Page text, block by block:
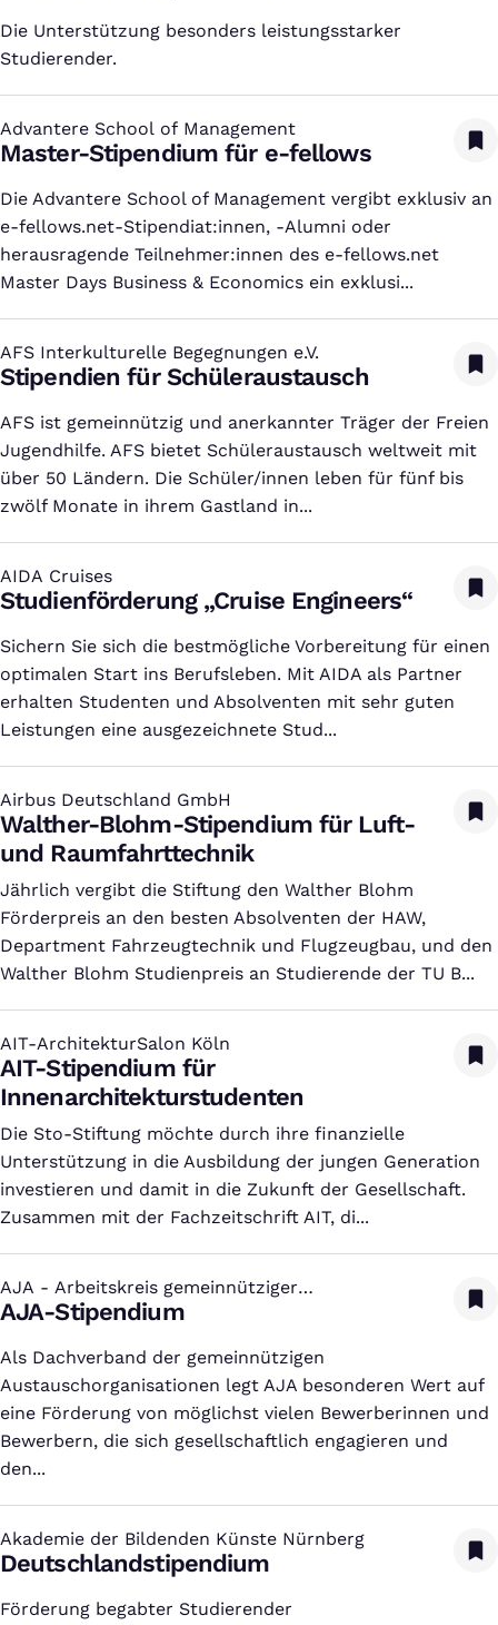
Die Unterstützung besonders leistungsstarker
Studierender.
Advantere School of Management
:
Master-Stipendium für e-fellows
Die Advantere School of Management vergibt exklusiv an
e-fellows.net-Stipendiat:innen, -Alumni oder
herausragende Teilnehmer:innen des e-fellows.net
Master Days Business & Economics ein exklusi...
AFS Interkulturelle Begegnungen e.V.
:
Stipendien für Schüleraustausch
AFS ist gemeinnützig und anerkannter Träger der Freien
Jugendhilfe. AFS bietet Schüleraustausch weltweit mit
über 50 Ländern. Die Schüler/innen leben für fünf bis
zwölf Monate in ihrem Gastland in...
AIDA Cruises
:
Studienförderung „Cruise Engineers“
Sichern Sie sich die bestmögliche Vorbereitung für einen
optimalen Start ins Berufsleben. Mit AIDA als Partner
erhalten Studenten und Absolventen mit sehr guten
Leistungen eine ausgezeichnete Stud...
Airbus Deutschland GmbH
:
Walther-Blohm-Stipendium für Luft-
und Raumfahrttechnik
Jährlich vergibt die Stiftung den Walther Blohm
Förderpreis an den besten Absolventen der HAW,
Department Fahrzeugtechnik und Flugzeugbau, und den
Walther Blohm Studienpreis an Studierende der TU B...
AIT-ArchitekturSalon Köln
:
AIT-Stipendium für
Innenarchitekturstudenten
Die Sto-Stiftung möchte durch ihre finanzielle
Unterstützung in die Ausbildung der jungen Generation
investieren und damit in die Zukunft der Gesellschaft.
Zusammen mit der Fachzeitschrift AIT, di...
AJA - Arbeitskreis gemeinnütziger
Jugendaustauschorganisationen
:
AJA-Stipendium
Als Dachverband der gemeinnützigen
Austauschorganisationen legt AJA besonderen Wert auf
eine Förderung von möglichst vielen Bewerberinnen und
Bewerbern, die sich gesellschaftlich engagieren und
den...
Akademie der Bildenden Künste Nürnberg
:
Deutschlandstipendium
Förderung begabter Studierender